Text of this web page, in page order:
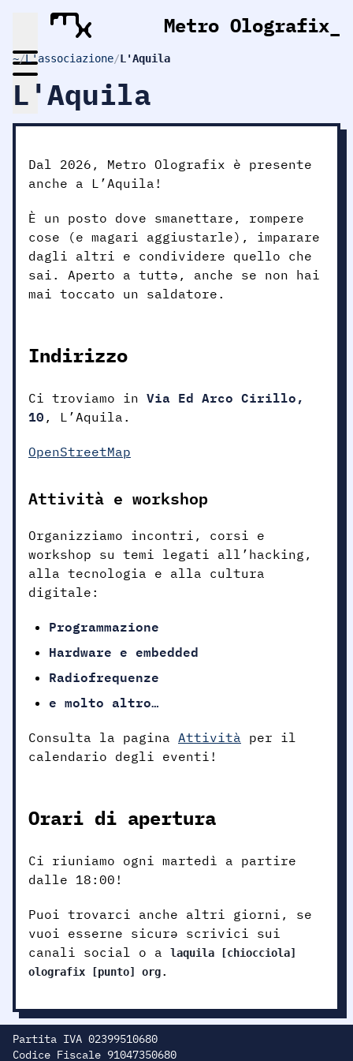
Metro Olografix
~/L'associazione/L'Aquila
L'Aquila
Dal 2026, Metro Olografix è presente
anche a L’Aquila!
È un posto dove smanettare, rompere
cose (e magari aggiustarle), imparare
dagli altri e condividere quello che
sai. Aperto a tuttə, anche se non hai
mai toccato un saldatore.
Indirizzo
Ci troviamo in Via Ed Arco Cirillo,
10 , L’Aquila.
OpenStreetMap
Attività e workshop
Organizziamo incontri, corsi e
workshop su temi legati all’hacking,
alla tecnologia e alla cultura
digitale:
Programmazione
Hardware e embedded
Radiofrequenze
e molto altro…
Consulta la pagina Attività per il
calendario degli eventi!
Orari di apertura
Ci riuniamo ogni martedì a partire
dalle 18:00!
Puoi trovarci anche altri giorni, se
vuoi esserne sicurə scrivici sui
canali social o a
laquila [chiocciola]
olografix [punto] org.
Partita IVA 02399510680
Codice Fiscale 91047350680